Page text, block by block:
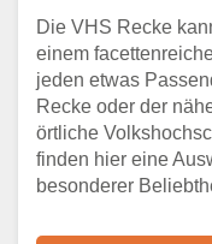
Online-
VHS-Kurs
Alternativen
Recke
Die VHS Recke
einem
jeden etwas
Recke oder der
örtliche
finden hier eine
besonderer